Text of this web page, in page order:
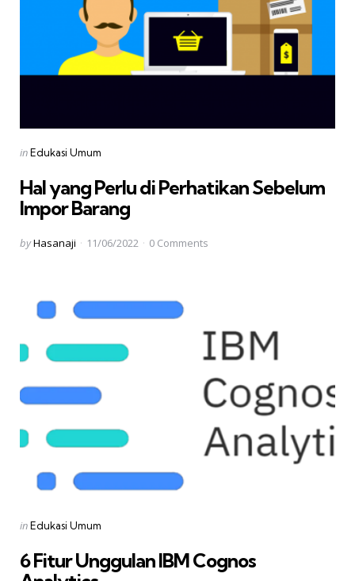
Categories
Posted
inEdukasi Umum
Hal yang Perlu di Perhatikan Sebelum
Impor Barang
Posted
byHasanaji 11/06/2022 0 Comments
Categories
Posted
inEdukasi Umum
6 Fitur Unggulan IBM Cognos